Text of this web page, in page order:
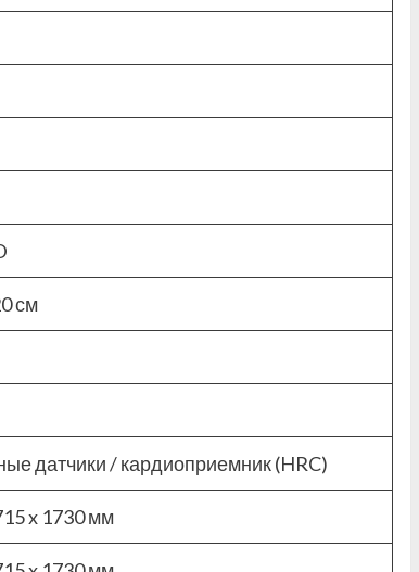
см
датчики / кардиоприемник (HRC)
x 1730 мм